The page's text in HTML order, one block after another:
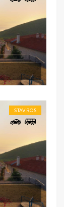
STAVROS